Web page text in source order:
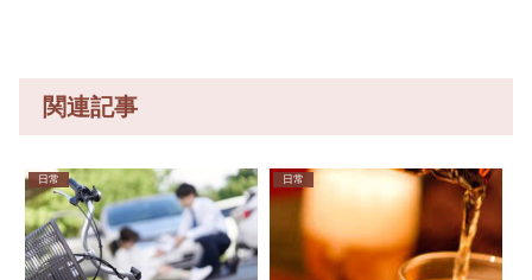
関連記事
日常 日常